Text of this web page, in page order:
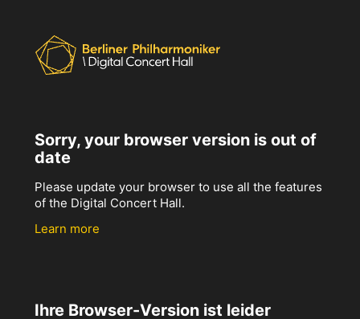
Sorry, your browser version is out of
date
Please update your browser to use all the features
of the Digital Concert Hall.
Learn more
Ihre Browser-Version ist leider